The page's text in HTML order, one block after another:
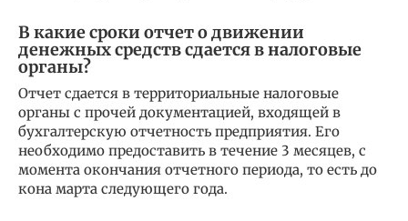
В какие сроки отчет о движении
денежных средств сдается в налоговые
органы?
Отчет сдается в территориальные налоговые
органы с прочей документацией, входящей в
бухгалтерскую отчетность предприятия. Его
необходимо предоставить в течение 3 месяцев, с
момента окончания отчетного периода, то есть до
кона марта следующего года.